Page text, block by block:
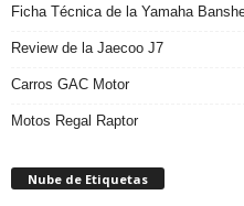
Ficha Técnica de la Yamaha
Review de la Jaecoo J7
Carros GAC Motor
Motos Regal Raptor
Nube de Etiquetas